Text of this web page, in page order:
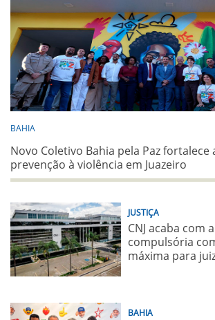
BAHIA
Novo Coletivo Bahia pela Paz fortalece
prevenção à violência em Juazeiro
JUSTIÇA
CNJ acaba com
compulsória
máxima para
BAHIA